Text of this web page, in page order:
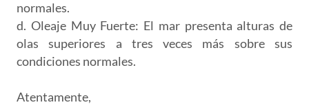
normales.
d. Oleaje Muy Fuerte: El mar presenta alturas de
olas superiores a tres veces más sobre sus
condiciones normales.
Atentamente,